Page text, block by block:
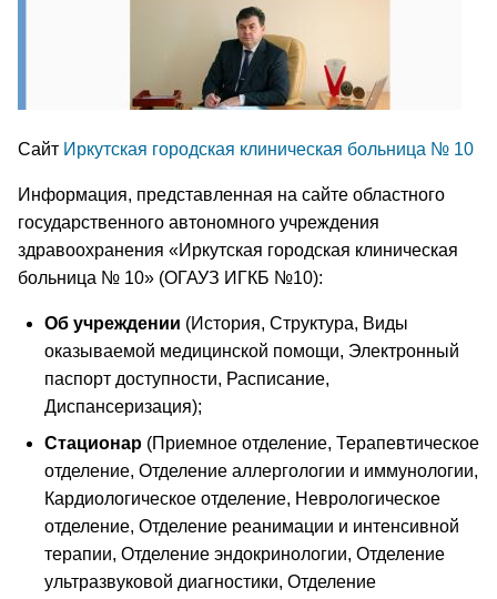
Сайт Иркутская городская клиническая больница № 10
Информация, представленная на сайте областного
государственного автономного учреждения
здравоохранения «Иркутская городская клиническая
больница № 10» (ОГАУЗ ИГКБ №10):
Об учреждении (История, Структура, Виды
оказываемой медицинской помощи, Электронный
паспорт доступности, Расписание,
Диспансеризация);
Стационар (Приемное отделение, Терапевтическое
отделение, Отделение аллергологии и иммунологии,
Кардиологическое отделение, Неврологическое
отделение, Отделение реанимации и интенсивной
терапии, Отделение эндокринологии, Отделение
ультразвуковой диагностики, Отделение